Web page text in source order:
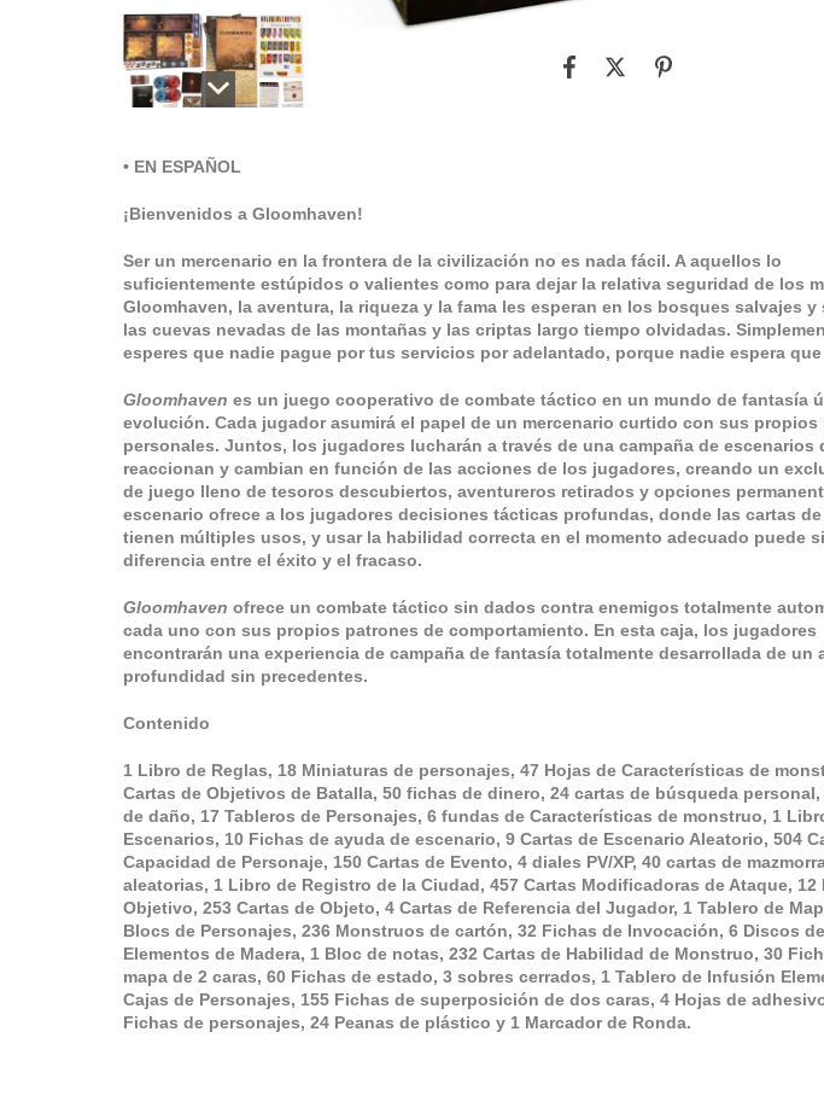
• EN ESPAÑOL
¡Bienvenidos a Gloomhaven!
Ser un mercenario en la frontera de la civilización no es nada fácil. A aquellos lo
suficientemente estúpidos o valientes como para dejar la relativa seguridad de los
Gloomhaven, la aventura, la riqueza y la fama les esperan en los bosques salvajes y
las cuevas nevadas de las montañas y las criptas largo tiempo olvidadas.
esperes que nadie pague por tus servicios por adelantado, porque nadie espera
Gloomhaven es un juego cooperativo de combate táctico en un mundo de fantasía
evolución. Cada jugador asumirá el papel de un mercenario curtido con sus propios
personales. Juntos, los jugadores lucharán a través de una campaña de escenarios
reaccionan y cambian en función de las acciones de los jugadores, creando un
de juego lleno de tesoros descubiertos, aventureros retirados y opciones
escenario ofrece a los jugadores decisiones tácticas profundas, donde las cartas
tienen múltiples usos, y usar la habilidad correcta en el momento adecuado puede
diferencia entre el éxito y el fracaso.
Gloomhaven ofrece un combate táctico sin dados contra enemigos totalmente
cada uno con sus propios patrones de comportamiento. En esta caja, los jugadores
encontrarán una experiencia de campaña de fantasía totalmente desarrollada de un
profundidad sin precedentes.
Contenido
1 Libro de Reglas, 18 Miniaturas de personajes, 47 Hojas de Características de
Cartas de Objetivos de Batalla, 50 fichas de dinero, 24 cartas de búsqueda personal,
de daño, 17 Tableros de Personajes, 6 fundas de Características de monstruo, 1
Escenarios, 10 Fichas de ayuda de escenario, 9 Cartas de Escenario Aleatorio, 504
Capacidad de Personaje, 150 Cartas de Evento, 4 diales PV/XP, 40 cartas de
aleatorias, 1 Libro de Registro de la Ciudad, 457 Cartas Modificadoras de Ataque, 12
Objetivo, 253 Cartas de Objeto, 4 Cartas de Referencia del Jugador, 1 Tablero de
Blocs de Personajes, 236 Monstruos de cartón, 32 Fichas de Invocación, 6 Discos de
Elementos de Madera, 1 Bloc de notas, 232 Cartas de Habilidad de Monstruo, 30
mapa de 2 caras, 60 Fichas de estado, 3 sobres cerrados, 1 Tablero de Infusión
Cajas de Personajes, 155 Fichas de superposición de dos caras, 4 Hojas de
Fichas de personajes, 24 Peanas de plástico y 1 Marcador de Ronda.